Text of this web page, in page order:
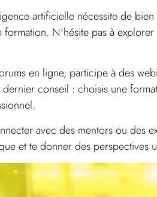
artificielle nécessite de
N’hésite pas à
en ligne, participe à des
conseil : choisis une
avec des mentors ou
et te donner des